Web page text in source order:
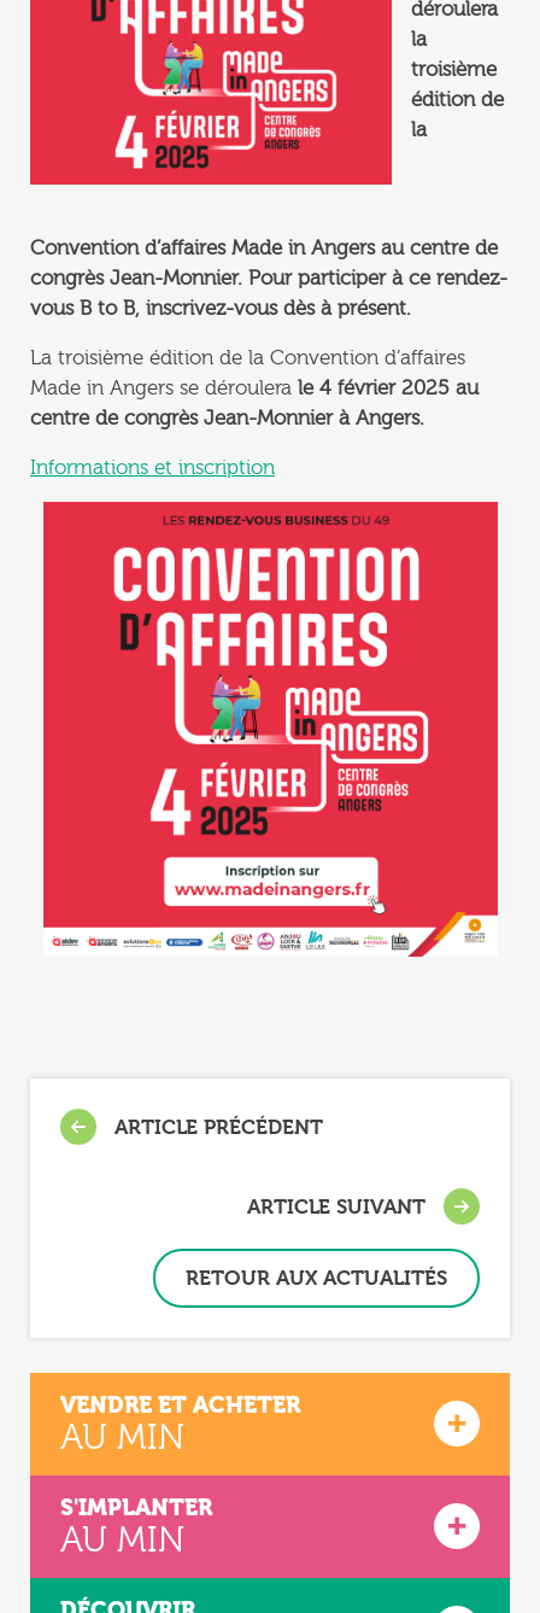
déroulera
la
troisième
édition de
la
Convention d’affaires Made in Angers au centre de
congrès Jean-Monnier. Pour participer à ce rendez-
vous B to B, inscrivez-vous dès à présent.
La troisième édition de la Convention d’affaires
Made in Angers se déroulera le 4 février 2025 au
centre de congrès Jean-Monnier à Angers.
Informations et inscription
ARTICLE PRÉCÉDENT
ARTICLE SUIVANT
RETOUR AUX ACTUALITÉS
VENDRE ET ACHETER
AU MIN
S'IMPLANTER
AU MIN